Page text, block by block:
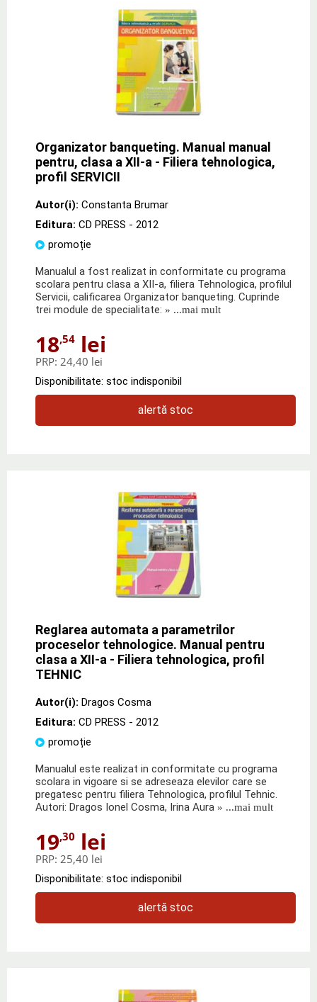
Organizator banqueting. Manual manual
pentru, clasa a XII-a - Filiera tehnologica,
profil SERVICII
Autor(i): Constanta Brumar
Editura: CD PRESS - 2012
promoție
Manualul a fost realizat in conformitate cu programa
scolara pentru clasa a XII-a, filiera Tehnologica, profilul
Servicii, calificarea Organizator banqueting. Cuprinde
trei module de specialitate: » ...mai mult
18,54 lei
PRP: 24,40 lei
Disponibilitate: stoc indisponibil
alertă stoc
Reglarea automata a parametrilor
proceselor tehnologice. Manual pentru
clasa a XII-a - Filiera tehnologica, profil
TEHNIC
Autor(i): Dragos Cosma
Editura: CD PRESS - 2012
promoție
Manualul este realizat in conformitate cu programa
scolara in vigoare si se adreseaza elevilor care se
pregatesc pentru filiera Tehnologica, profilul Tehnic.
Autori: Dragos Ionel Cosma, Irina Aura » ...mai mult
19,30 lei
PRP: 25,40 lei
Disponibilitate: stoc indisponibil
alertă stoc